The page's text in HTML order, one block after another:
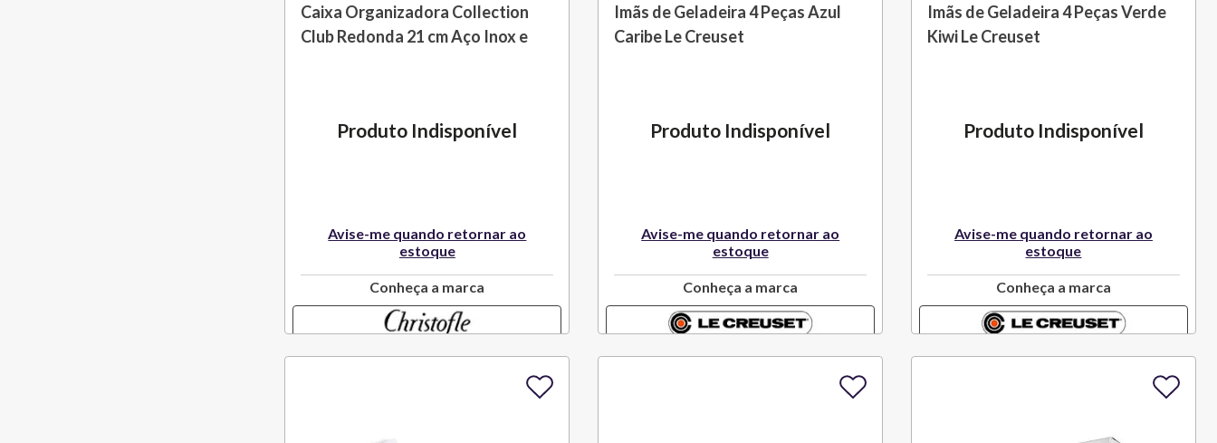
Caixa Organizadora Collection
Club Redonda 21 cm Aço Inox e
Produto Indisponível
Avise-me quando retornar ao
estoque
Conheça a marca
Imãs de Geladeira 4 Peças Azul
Caribe Le Creuset
Produto Indisponível
Avise-me quando retornar ao
estoque
Conheça a marca
Imãs de Geladeira 4 Peças Verde
Kiwi Le Creuset
Produto Indisponível
Avise-me quando retornar ao
estoque
Conheça a marca